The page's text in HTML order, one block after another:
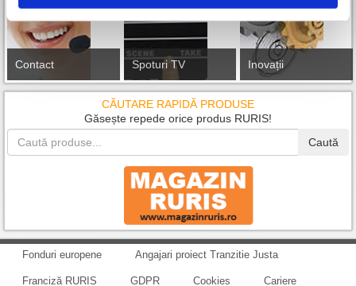
Contact Spoturi TV Inovații
CĂUTARE RAPIDĂ PRODUSE
Găsește repede orice produs RURIS!
Caută
Fonduri europene Angajari proiect Tranzitie Justa
Franciză RURIS GDPR Cookies Cariere